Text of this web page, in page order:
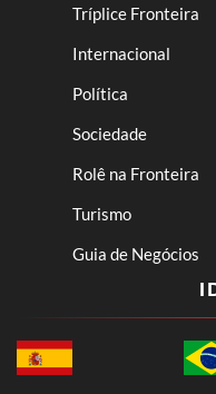
Tríplice Fronteira
Internacional
Política
Sociedade
Rolê na Fronteira
Turismo
Guia de Negócios